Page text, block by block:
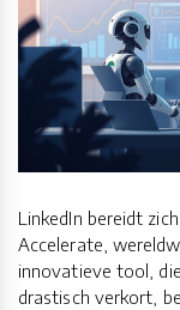
LinkedIn bereidt
Accelerate,
innovatieve tool,
drastisch verkort,